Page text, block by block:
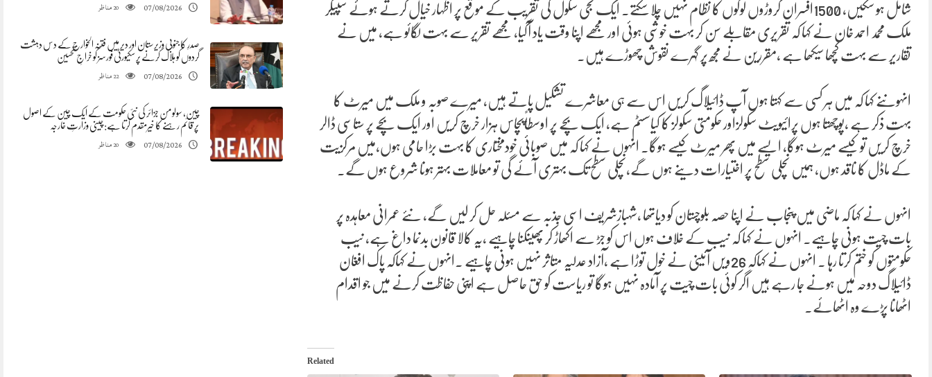
07/08/2026
20مناظر
صدرِ کا جنوبی وزیرستان اور دیر میں فتنہ الخوارج کے دس دہشت
گردوں کو ہلاک کرنے پر سکیورٹی فورسز کو خراجِ تحسین
07/08/2026
22مناظر
چین، سولومن جزائر کی نئی حکومت کے ایک چین کے اصول
پر قائم رہنے کا خیرمقدم کرتا ہے: چینی وزارتِ خارجہ
07/08/2026
20مناظر
شامل ہو سکیں، 1500افسران کروڑوں لوگوں کا نظام نہیں چلا سکتے۔ ایک نجی سکول کی تقریب کے موقع پر اظہار خیال کرتے ہوئے سپیکر
ملک محمد احمد خان نے کہا کہ تقریری مقابلے سن کر بہت خوشی ہوئی اور مجھے اپنا وقت یاد آگیا، مجھے تقریر سے بہت لگائو ہے، میں نے
تقاریر سے بہت کچھا سیکھا ہے ،مقررین نے مجھ پر گہرے نقوش چھوڑے ہیں۔
انہوںنے کہا کہ میں ہر کسی سے کہتا ہوں آپ ڈائیلاگ کریں اس سے ہی معاشرے تشکیل پاتے ہیں، میرے صوبہ و ملک میں میرٹ کا
بہت ذکر ہے ،پوچھتا ہوں پرائیویٹ سکولزاور حکومتی سکولز کا کیاسسٹم ہے، ایک بچے پر اوسطاًپچاس ہزار خرچ کریں اور ایک بچے پر ستاسی ڈالر
خرچ کریں تو کیسے میرٹ ہوگا، ایسے میں پھر میرٹ کیسے ہوگا۔ انہوں نے کہا کہ میں صوبائی خودمختاری کا بہت بڑا حامی ہوں،میں مرکزیت
کے ماڈل کا ناقد ہوں، ہمیں نچلی سطح پر اختیارات دینے ہوں گے،نچلی سطح تک بہتری آئے گی تو معاملات بہتر ہونا شروع ہوں گے۔
انہوں نے کہا کہ ماضی میں پنجاب نے اپنا حصہ بلوچستان کو دیاتھا ،شہبازشریف اسی جذبہ سے مسئلہ حل کر لیں گے، نئے عمرانی معاہدہ پر
بات چیت ہونی چاہیے۔ انہوں نے کہا کہ نیب کے خلاف ہوں اس کو جڑ سے اکھاڑ کر پھینکنا چاہیے ،یہ کالا قانون بدنما داغ ہے، نیب
حکومتوں کو ختم کرتا رہا ۔ انہوں نے کہاکہ 26ویں آئینی نے خول توڑا ہے ،آزاد عدلیہ متاثر نہیں ہونی چاہیے ۔انہوں نے کہاکہ پاک افغان
ڈائیلاگ دوحہ میں ہونے جا رہے ہیں اگر کوئی بات چیت پر آمادہ نہیں ہوگا تو ریاست کو حق حاصل ہے اپنی حفاظت کرنے میں جو اقدام
اٹھانا پڑے وہ اٹھائے۔
Related